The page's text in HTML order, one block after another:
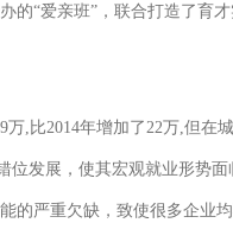
的“爱亲班”，联合打造了育
万,比2014年增加了22万,但在
位发展，使其宏观就业形势
的严重欠缺，致使很多企业